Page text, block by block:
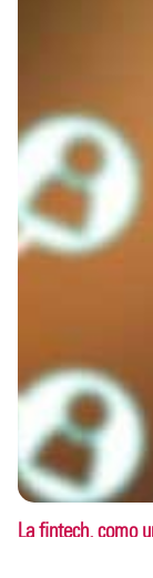
La fintech, como